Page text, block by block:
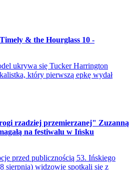
& the Hourglass 10 -
ukrywa się Tucker Harrington
który pierwszą epkę wydał
rzadziej przemierzanej" Zuzanną
na festiwalu w Ińsku
przed publicznością 53. Ińskiego
sierpnia) widzowie spotkali się z